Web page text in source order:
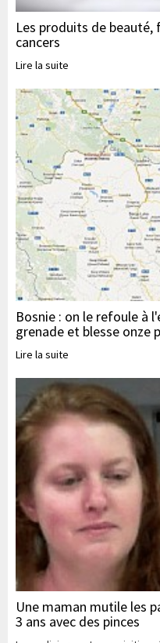
Les produits de
cancers
Lire la suite
Bosnie : on le refoule à
grenade et blesse onze
Lire la suite
Une maman mutile les
3 ans avec des pinces